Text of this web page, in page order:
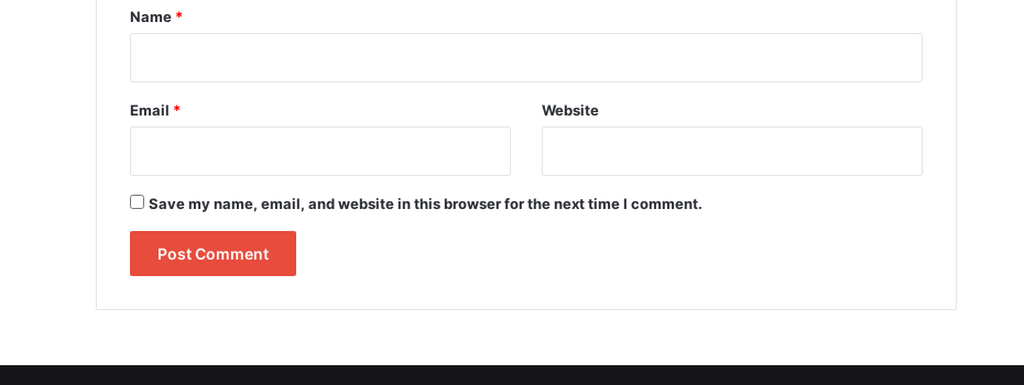
*
Name *
Email * Website
Save my name, email, and website in this browser for the next time I comment.